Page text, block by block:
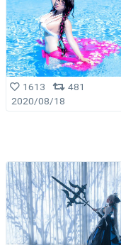
1613
481
2020/08/18